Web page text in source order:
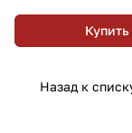
Купить
Назад к